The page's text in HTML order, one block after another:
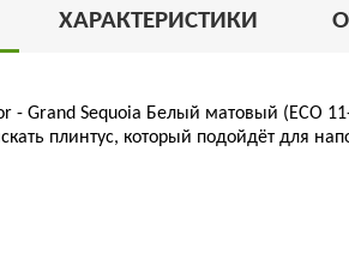
ХАРАКТЕРИСТИКИ
Grand Sequoia Белый матовый (ECO
плинтус, который подойдёт для